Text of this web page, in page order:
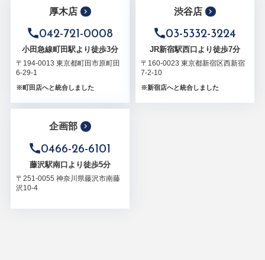
厚木店
042-721-0008
小田急線町田駅より徒歩3分
〒194-0013 東京都町田市原町田
6-29-1
※町田店へと統合しました
渋谷店
03-5332-3224
JR新宿駅西口より徒歩7分
〒160-0023 東京都新宿区西新宿
7-2-10
※新宿店へと統合しました
企画部
0466-26-6101
藤沢駅南口より徒歩5分
〒251-0055 神奈川県藤沢市南藤
沢10-4